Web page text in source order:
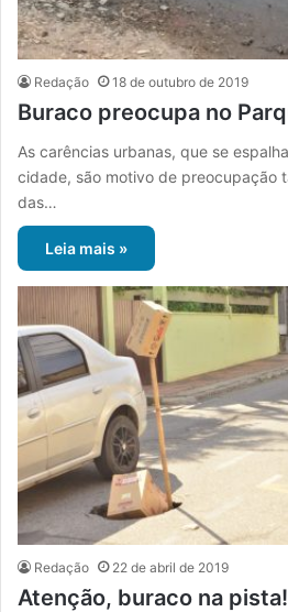
Redação 18 de outubro de 2019
Buraco preocupa no
As carências urbanas, que se
cidade, são motivo de preocupação
das…
Leia mais »
Redação 22 de abril de 2019
Atenção, buraco na pista!